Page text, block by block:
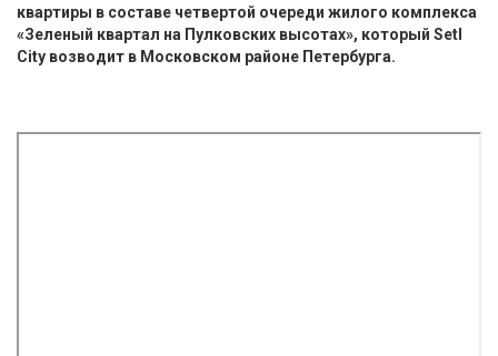
квартиры в составе четвертой очереди жилого комплекса
«Зеленый квартал на Пулковских высотах», который Setl
City возводит в Московском районе Петербурга.